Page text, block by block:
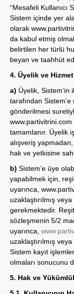
“Mesafeli Kullanıcı
Sistem içinde yer
olarak
da kabul etmiş
belirtilen her türlü
beyan ve taahhüt
4. Üyelik ve Hizmet
a) Üyelik, Sistem’in
tarafından
gönderilmesi
www.partivitrini.com
tamamlanır. Üyelik
alışveriş
hak ve yetkisine
b) Sistem’e üye
yapabilmek için,
uyarınca,
uzaklaştırılmış
gerekmektedir.
sözleşmenin 5/2
uyarınca,
uzaklaştırılmış
Sistem kayıt
olmaları sonucunu
5. Hak ve